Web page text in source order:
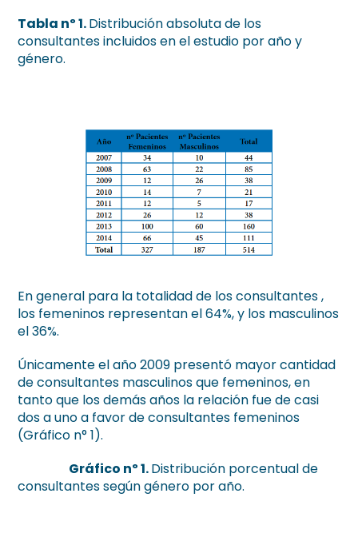
Tabla nº 1.Distribución absoluta de los
consultantes incluidos en el estudio por año y
género.
En general para la totalidad de los consultantes ,
los femeninos representan el 64%, y los masculinos
el 36%.
Únicamente el año 2009 presentó mayor cantidad
de consultantes masculinos que femeninos, en
tanto que los demás años la relación fue de casi
dos a uno a favor de consultantes femeninos
(Gráfico n° 1).
Gráfico nº 1.Distribución porcentual de
consultantes según género por año.